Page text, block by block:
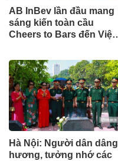
AB InBev lần đầu mang
sáng kiến toàn cầu
Cheers to Bars đến Việt
Hà Nội: Người dân dâng
hương, tưởng nhớ các